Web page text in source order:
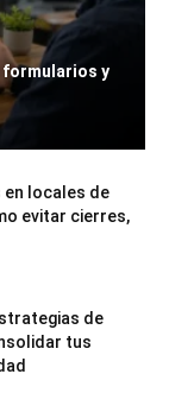
formularios y
en locales de
evitar cierres,
de
tus